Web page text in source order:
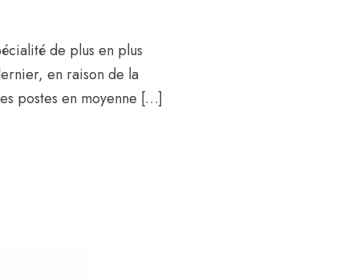
de plus en plus
en raison de la
postes en moyenne […]